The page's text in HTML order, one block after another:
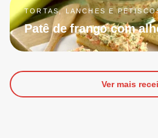
TORTAS, LANCHES E
Patê de frango com
Ver mais